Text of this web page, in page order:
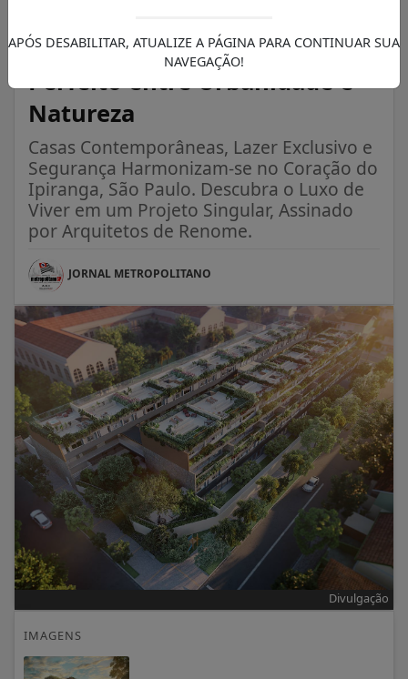
Villa Arvo - O Encontro
Perfeito entre Urbanidade e
Natureza
Casas Contemporâneas, Lazer Exclusivo e
Segurança Harmonizam-se no Coração do
Ipiranga, São Paulo. Descubra o Luxo de
Viver em um Projeto Singular, Assinado
por Arquitetos de Renome.
JORNAL METROPOLITANO
Divulgação
IMAGENS
APÓS DESABILITAR, ATUALIZE A PÁGINA PARA CONTINUAR SUA
NAVEGAÇÃO!